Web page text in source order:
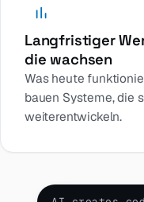
Langfristiger
die wachsen
Was heute
bauen Systeme, die
weiterentwickeln.